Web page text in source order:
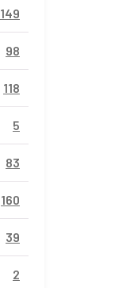
149
98
118
5
83
160
39
2